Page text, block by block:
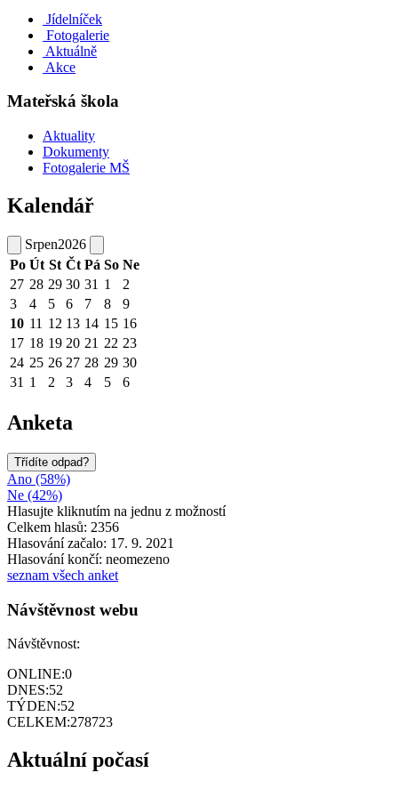
Jídelníček
Fotogalerie
Aktuálně
Akce
Mateřská škola
Aktuality
Dokumenty
Fotogalerie MŠ
Kalendář
Srpen2026
Po Út St Čt Pá So Ne
27 28 29 30 31 1
2
3
4 5 6 7 8
9
10 11 12 13 14 15 16
17 18 19 20 21 22 23
24 25 26 27 28 29 30
31 1 2 3 4 5 6
Anketa
Třídíte odpad?
Ano (58%)
Ne (42%)
Hlasujte kliknutím na jednu z možností
Celkem hlasů: 2356
Hlasování začalo: 17. 9. 2021
Hlasování končí: neomezeno
seznam všech anket
Návštěvnost webu
Návštěvnost:
ONLINE:0
DNES:52
TÝDEN:52
CELKEM:278723
Aktuální počasí